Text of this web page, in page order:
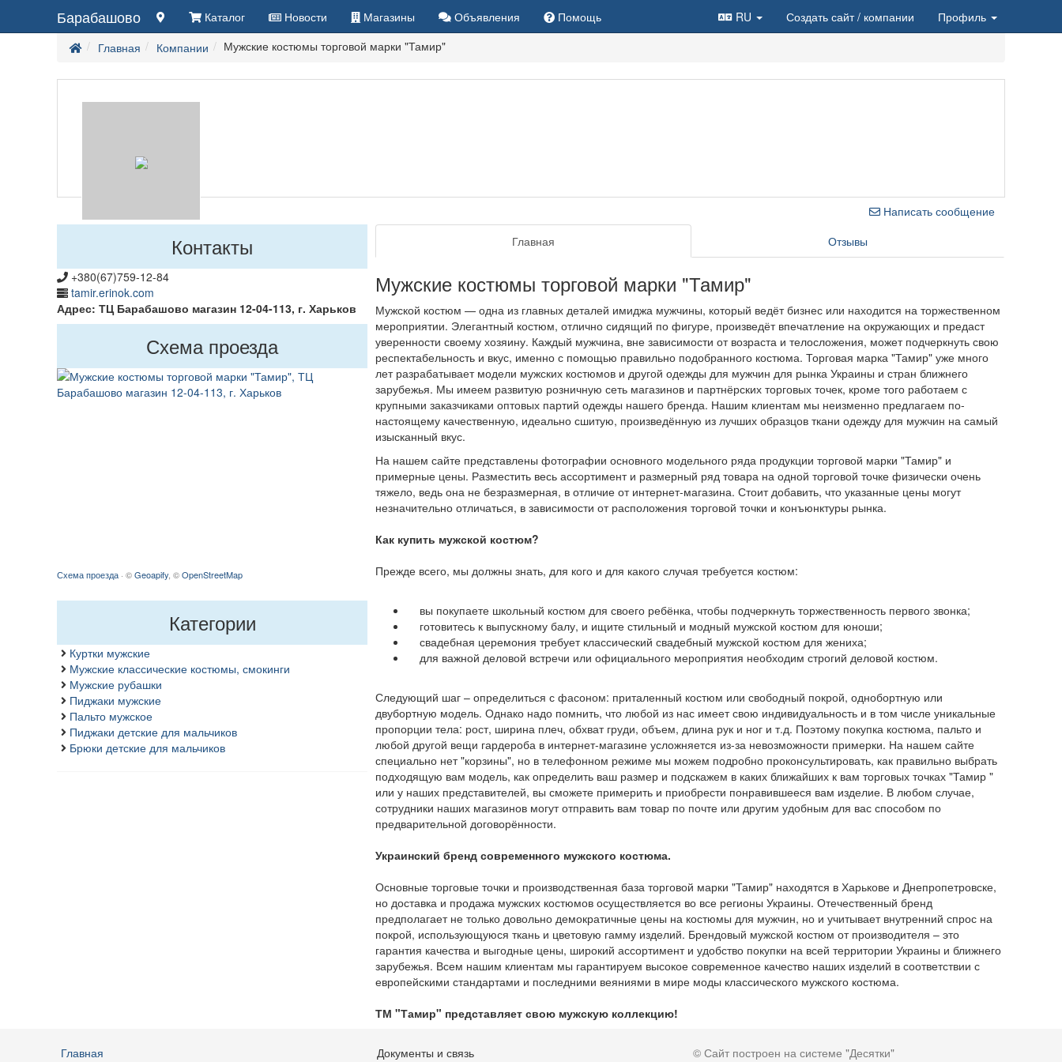
Барабашово Каталог Новости Магазины Объявления Помощь RU Создать сайт/ компании
Профиль
Главная
Компании Мужские костюмы торговой марки "Тамир"
Написать сообщение
Главная
Отзывы
Мужские костюмы торговой марки "Тамир"
Мужской костюм — одна из главных деталей имиджа мужчины, который ведёт бизнес или находится на торжественном
мероприятии. Элегантный костюм, отлично сидящий по фигуре, произведёт впечатление на окружающих и предаст
уверенности своему хозяину. Каждый мужчина, вне зависимости от возраста и телосложения, может подчеркнуть свою
респектабельность и вкус, именно с помощью правильно подобранного костюма. Торговая марка "Тамир" уже много
лет разрабатывает модели мужских костюмов и другой одежды для мужчин для рынка Украины и стран ближнего
зарубежья. Мы имеем развитую розничную сеть магазинов и партнёрских торговых точек, кроме того работаем с
крупными заказчиками оптовых партий одежды нашего бренда. Нашим клиентам мы неизменно предлагаем по-
настоящему качественную, идеально сшитую, произведённую из лучших образцов ткани одежду для мужчин на самый
изысканный вкус.
На нашем сайте представлены фотографии основного модельного ряда продукции торговой марки "Тамир" и
примерные цены. Разместить весь ассортимент и размерный ряд товара на одной торговой точке физически очень
тяжело, ведь она не безразмерная, в отличие от интернет-магазина. Стоит добавить, что указанные цены могут
незначительно отличаться, в зависимости от расположения торговой точки и конъюнктуры рынка.
Как купить мужской костюм?
Прежде всего, мы должны знать, для кого и для какого случая требуется костюм:
вы покупаете школьный костюм для своего ребёнка, чтобы подчеркнуть торжественность первого звонка;
готовитесь к выпускному балу, и ищите стильный и модный мужской костюм для юноши;
свадебная церемония требует классический свадебный мужской костюм для жениха;
для важной деловой встречи или официального мероприятия необходим строгий деловой костюм.
Следующий шаг – определиться с фасоном: приталенный костюм или свободный покрой, однобортную или
двубортную модель. Однако надо помнить, что любой из нас имеет свою индивидуальность и в том числе уникальные
пропорции тела: рост, ширина плеч, обхват груди, объем, длина рук и ног и т.д. Поэтому покупка костюма, пальто и
любой другой вещи гардероба в интернет-магазине усложняется из-за невозможности примерки. На нашем сайте
специально нет "корзины", но в телефонном режиме мы можем подробно проконсультировать, как правильно выбрать
подходящую вам модель, как определить ваш размер и подскажем в каких ближайших к вам торговых точках "Тамир "
или у наших представителей, вы сможете примерить и приобрести понравившееся вам изделие. В любом случае,
сотрудники наших магазинов могут отправить вам товар по почте или другим удобным для вас способом по
предварительной договорённости.
Украинский бренд современного мужского костюма.
Основные торговые точки и производственная база торговой марки "Тамир" находятся в Харькове и Днепропетровске,
но доставка и продажа мужских костюмов осуществляется во все регионы Украины. Отечественный бренд
предполагает не только довольно демократичные цены на костюмы для мужчин, но и учитывает внутренний спрос на
покрой, использующуюся ткань и цветовую гамму изделий. Брендовый мужской костюм от производителя – это
гарантия качества и выгодные цены, широкий ассортимент и удобство покупки на всей территории Украины и ближнего
зарубежья. Всем нашим клиентам мы гарантируем высокое современное качество наших изделий в соответствии с
европейскими стандартами и последними веяниями в мире моды классического мужского костюма.
ТМ "Тамир" представляет свою мужскую коллекцию!
Контакты
+380(67)759-12-84
tamir.erinok.com
Адрес: ТЦ Барабашово магазин 12-04-113, г. Харьков
Схема проезда
Схема проезда · ©Geoapify, ©OpenStreetMap
Категории
Куртки мужские
Мужские классические костюмы, смокинги
Мужские рубашки
Пиджаки мужские
Пальто мужское
Пиджаки детские для мальчиков
Брюки детские для мальчиков
Главная
Документы и связь © Сайт построен на системе "Десятки"